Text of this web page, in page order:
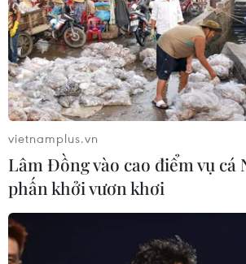
vietnamplus.vn
Lâm Đồng vào cao điểm vụ cá
phấn khởi vươn khơi